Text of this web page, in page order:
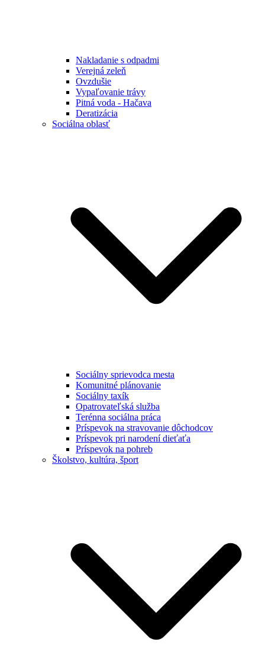
Nakladanie s odpadmi
Verejná zeleň
Ovzdušie
Vypaľovanie trávy
Pitná voda - Hačava
Deratizácia
Sociálna oblasť
Sociálny sprievodca mesta
Komunitné plánovanie
Sociálny taxík
Opatrovateľská služba
Terénna sociálna práca
Príspevok na stravovanie dôchodcov
Príspevok pri narodení dieťaťa
Príspevok na pohreb
Školstvo, kultúra, šport